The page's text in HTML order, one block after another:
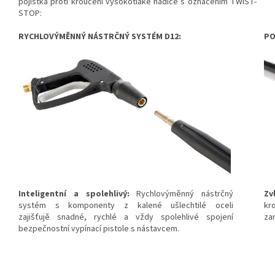
STOP:
RYCHLOVÝMĚNNÝ NÁSTRČNÝ SYSTÉM D12:
Inteligentní a spolehlivý: Rychlovýměnný nástrčný
systém s komponenty z kalené ušlechtilé oceli
zajišťujě snadné, rychlé a vždy spolehlivé spojení
bezpečnostní vypínací pistole s nástavcem.